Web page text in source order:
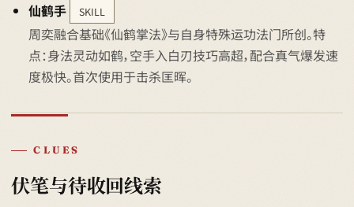
仙鹤手
SKILL
周奕融合基础《仙鹤掌法》与自身特殊运功法门所创。特
点：身法灵动如鹤，空手入白刃技巧高超，配合真气爆发速
度极快。首次使用于击杀匡晖。
CLUES
伏笔与待收回线索